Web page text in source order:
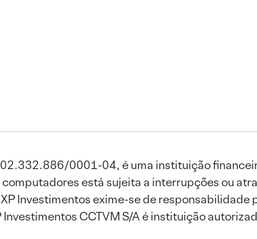
02.332.886/0001-04, é uma instituição
está sujeita a interrupções ou
Investimentos exime-se de
CCTVM S/A é instituição